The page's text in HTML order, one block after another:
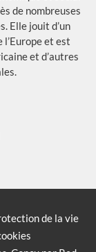
de nombreuses
Elle jouit d’un
et est
et d’autres
de la vie